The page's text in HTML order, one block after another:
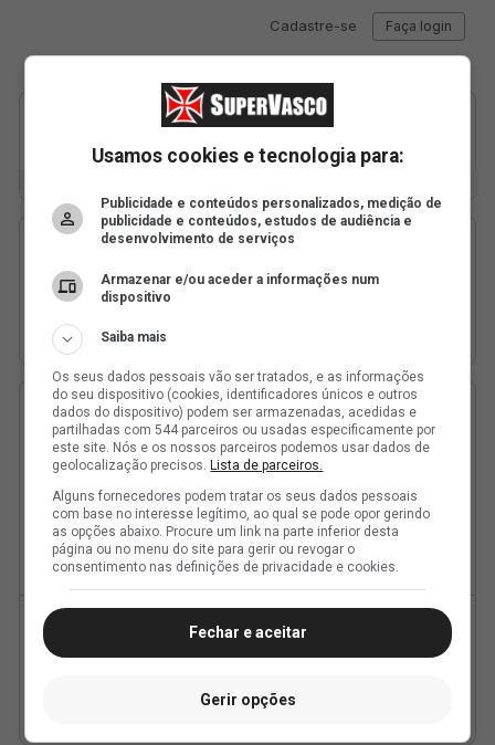
Usamos cookies e tecnologia para:
Publicidade e conteúdos personalizados, medição de
publicidade e conteúdos, estudos de audiência e
desenvolvimento de serviços
Armazenar e/ou aceder a informações num
dispositivo
Saiba mais
Os seus dados pessoais vão ser tratados, e as informações
do seu dispositivo (cookies, identificadores únicos e outros
dados do dispositivo) podem ser armazenadas, acedidas e
partilhadas com 544 parceiros ou usadas especificamente por
este site. Nós e os nossos parceiros podemos usar dados de
geolocalização precisos. Lista de parceiros.
Alguns fornecedores podem tratar os seus dados pessoais
com base no interesse legítimo, ao qual se pode opor gerindo
as opções abaixo. Procure um link na parte inferior desta
página ou no menu do site para gerir ou revogar o
consentimento nas definições de privacidade e cookies.
Fechar e aceitar
Gerir opções